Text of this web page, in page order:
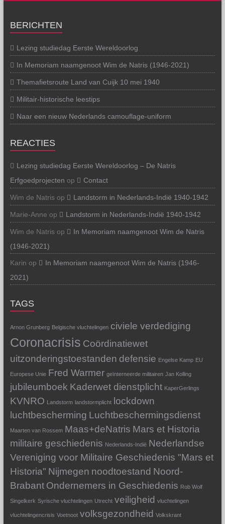
BERICHTEN
Lezing studiedag Eerste Wereldoorlog
In Memoriam naamgenoot Wim de Natris (1946-2021)
Themafietsroute Land van Cuijk 10 mei 1940
Militair-historische leestips
Naar een nieuw Nederlands camouflage-uniform
REACTIES
Lezing studiedag Eerste Wereldoorlog – De Natris
Erfgoedprojecten op Contact
Wim de Natrisop Landstorm in Nederlands-Indië 1940-1942
Marie-Anne op Landstorm in Nederlands-Indië 1940-1942
Wim de Natrisop
In Memoriam naamgenoot Wim de Natris
(1946-2021)
Karin op
In Memoriam naamgenoot Wim de Natris (1946-
2021)
TAGS
Arnon Grunberg Belgische vluchtelingen civiele verdediging
Coronacrisis Coördinatiewet
uitzonderingstoestanden defensie Engelse Kamp EU
Europese Unie Fred Warmer geïnterneerde militairen Jan Kolling
jubileumboek Kaderwet dienstplicht KaperGerlings
KVNRO Landstorm landstormplicht
lockdown
luchtbescherming Luchtbeschermingsdienst
Maarten van Rossem Maas+deNatris Mars et Historia
militaire geschiedenis Nederlands-Indië Nederlandse
Vereniging voor Militaire Geschiedenis "Mars et
Historia" Nijmegen noodtoestand Noord-
Brabant Ondernemers in Geschiedenis Rob Wolf
Singelkerk Syrische vluchtelingen Utrecht veiligheid vluchtelingen
vluchtelingencrisis Voetnoot volksgezondheid Volkskrant